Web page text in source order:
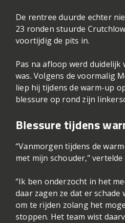
De rentree duurde echter
23 ronden stuurde
voortijdig de pits in.
Pas na afloop werd duidelijk
was. Volgens de voormalig
liep hij tijdens de warm-up
blessure op rond zijn
Blessure tijdens
“Vanmorgen tijdens de
met mijn schouder,”
“Ik ben onderzocht in het
daar zagen ze dat er schade
om te rijden zolang het
stoppen. Het team wist